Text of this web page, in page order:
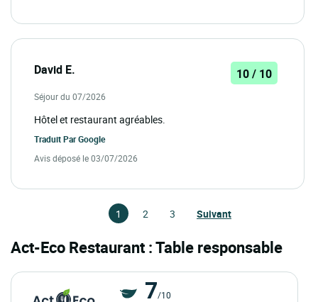
David E. 10 / 10
Séjour du 07/2026
Hôtel et restaurant agréables.
Traduit ParGoogle
Avis déposé le 03/07/2026
1 2 3 Suivant
Act-Eco Restaurant : Table responsable
7/10